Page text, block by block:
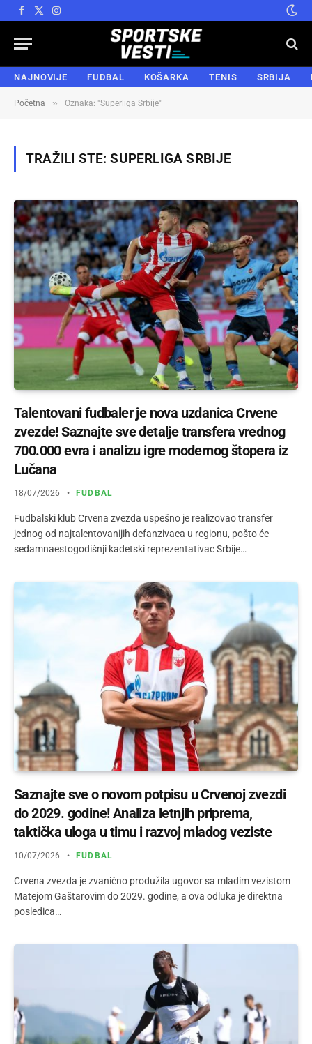
Facebook
X
Instagram
NAJNOVIJE FUDBAL KOŠARKA TENIS SRBIJA
Početna » Oznaka: "Superliga Srbije"
TRAŽILI STE:SUPERLIGA SRBIJE
Talentovani fudbaler je nova uzdanica Crvene
zvezde! Saznajte sve detalje transfera vrednog
700.000 evra i analizu igre modernog štopera iz
Lučana
18/07/2026 FUDBAL
Fudbalski klub Crvena zvezda uspešno je realizovao transfer
jednog od najtalentovanijih defanzivaca u regionu, pošto će
sedamnaestogodišnji kadetski reprezentativac Srbije…
Saznajte sve o novom potpisu u Crvenoj zvezdi
do 2029. godine! Analiza letnjih priprema,
taktička uloga u timu i razvoj mladog veziste
10/07/2026 FUDBAL
Crvena zvezda je zvanično produžila ugovor sa mladim vezistom
Matejom Gaštarovim do 2029. godine, a ova odluka je direktna
posledica…